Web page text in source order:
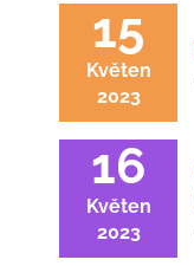
15
Květen
2023
16
Květen
2023